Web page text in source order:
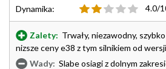
Dynamika:
4.0/
Zalety: Trwały, niezawodny,
nizsze ceny e38 z tym silnikiem od
Wady: Slabe osiagi z dolnym